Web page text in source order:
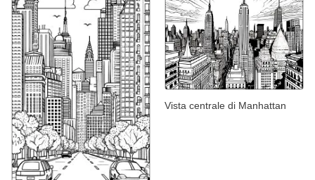
Vista centrale di Manhattan